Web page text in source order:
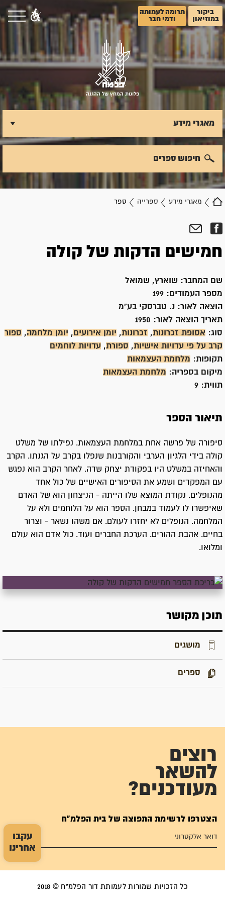
עקבו
אחרינו
ביקור
במוזיאון
תרומה לעמותה
ודמי חבר
פלוגות המחץ של ההגנה
מאגרי מידע ספרייה ספר
מאגרי מידע
חיפוש ספרים
חמישים הדקות של קולה
שם המחבר: שוארץ, שמואל
מספר העמודים: 199
הוצאה לאור: נ. טברסקי בע"מ
תאריך הוצאה לאור:
סוג: אסופת זכרונות, זכרונות, יומן אירועים , יומן מלחמה, ספור
קרב על פי עדויות אישיות, ספורת, עדויות לוחמים
תקופות: מלחמת העצמאות
מיקום בספריה: מלחמת העצמאות
תווית: 9
תיאור הספר
סיפורה של פרשה אחת במלחמת העצמאות. נפילתו של משלט
קולה בידי הלגיון הערבי והקורבנות שנפלו בקרב על הגנתו. הקרב
והאחיזה במשלט היו בפקודת יצחק שדה. לאחר הקרב הוא נפגש
עם המפקדים ושמע את הסיפורים האישיים של כול אחד
מהנופלים. נקודת המוצא שלו הייתה - הניצחון הוא של האדם
שאיפשרו לו לעמוד במבחן. הספר הוא על הלוחמים ולא על
המלחמה. הנופלים לא יחזרו לעולם. אם משהו נשאר - וצרור
בחיים. אהבת ההורים. הערכת החברים ועוד. כול אדם הוא עולם
ומלואו.
תוכן מקושר
מושגים
ספרים
רוצים
להשאר
מעודכנים?
הצטרפו לרשימת התפוצה של בית הפלמ"ח
כל הזכויות שמורות לעמותת דור הפלמ"ח © 2018